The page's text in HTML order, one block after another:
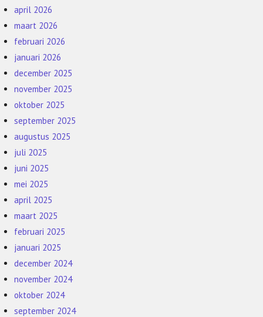
april 2026
maart 2026
februari 2026
januari 2026
december 2025
november 2025
oktober 2025
september 2025
augustus 2025
juli 2025
juni 2025
mei 2025
april 2025
maart 2025
februari 2025
januari 2025
december 2024
november 2024
oktober 2024
september 2024